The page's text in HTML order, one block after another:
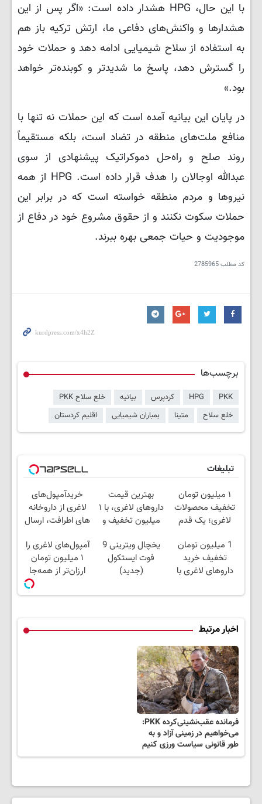
با این حال، HPG هشدار داده است: «اگر پس از این
هشدارها و واکنش‌های دفاعی ما، ارتش ترکیه باز هم
به استفاده از سلاح شیمیایی ادامه دهد و حملات خود
را گسترش دهد، پاسخ ما شدیدتر و کوبنده‌تر خواهد
بود.»
در پایان این بیانیه آمده است که این حملات نه تنها با
منافع ملت‌های منطقه در تضاد است، بلکه مستقیماً
روند صلح و راه‌حل دموکراتیک پیشنهادی از سوی
عبدالله اوجالان را هدف قرار داده است. HPG از همه
نیروها و مردم منطقه خواسته است که در برابر این
حملات سکوت نکنند و از حقوق مشروع خود در دفاع از
موجودیت و حیات جمعی بهره ببرند.
کد مطلب2785965
برچسب‌ها
PKK
HPG کردپرس بیانیه
خلع سلاح PKK
خلع سلاح
متینا بمباران شیمیایی اقلیم کردستان
تبلیغات
۱ میلیون تومان
تخفیف محصولات
لاغری؛ یک قدم
کاهش وزن
بهترین قیمت
داروهای لاغری، با ۱
میلیون تخفیف و
خریدآمپول‌های
لاغری از داروخانه
های اطرافت، ارسال
یخ!
1 میلیون تومان
تخفیف خرید
داروهای لاغری با
پک یخ!
یخچال ویترینی 9
فوت ایستکول
(جدید)
آمپول‌های لاغری را
۱ میلیون تومان
ارزان‌تر از همه‌جا
اخبار مرتبط
فرمانده عقب‌نشینی‌کرده PKK:
می‌خواهیم در زمینی آزاد و به
طور قانونی سیاست ورزی کنیم